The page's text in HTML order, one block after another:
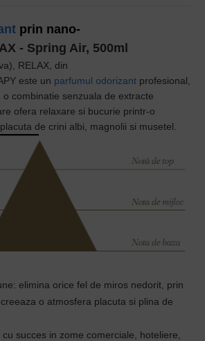
prin nano-
- Spring Air, 500ml
RELAX din
este un parfumul odorizant profesional,
o combinatie senzuala de extracte
ofera relaxare si bucurie printr-o
de crini albi, magnolii si musetel.
elimina orice fel de miros nedorit, prin
o atmosfera placuta si plina de
succes in zome comerciale, hoteliere,